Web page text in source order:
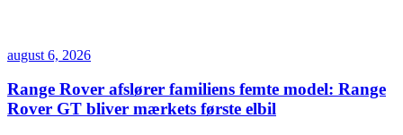
august 6, 2026
Range Rover afslører familiens femte model: Range
Rover GT bliver mærkets første elbil